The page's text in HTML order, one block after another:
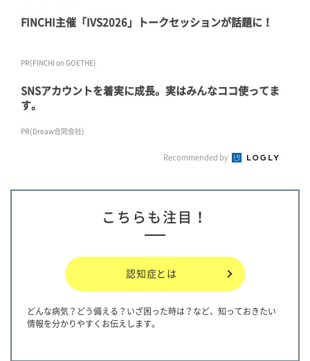
FINCHI主催「IVS2026」トークセッションが話題に！
PR(FINCHI on GOETHE)
SNSアカウントを着実に成長。実はみんなココ使ってま
す。
PR(Dreaw合同会社)
Recommended by
こちらも注目！
認知症とは
どんな病気？どう備える？いざ困った時は？など、知っておきたい
情報を分かりやすくお伝えします。